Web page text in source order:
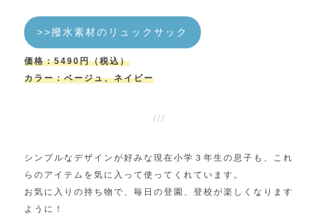
>>撥水素材のリュックサック
価格：5490円（税込）
カラー：ベージュ、ネイビー
シンプルなデザインが好みな現在小学３年生の息子も、これ
らのアイテムを気に入って使ってくれています。
お気に入りの持ち物で、毎日の登園、登校が楽しくなります
ように！